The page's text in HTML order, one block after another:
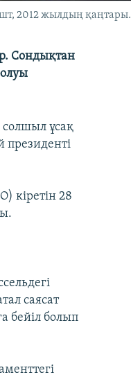
2012 жылдың қаңтары.
Сондықтан
ұсақ
президенті
кіретін 28
саясат
бейіл болып